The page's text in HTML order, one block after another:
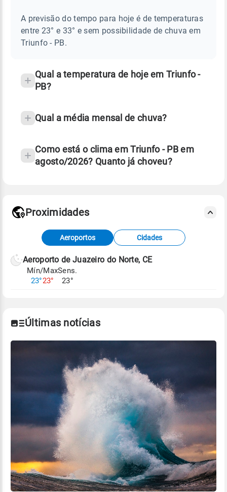
TRIUNFO
sobre
chuva
A previsão do tempo para hoje é de temperaturas
entre 23° e 33° e sem possibilidade de chuva em
Triunfo - PB.
Qual a temperatura de hoje em Triunfo -
PB?
Qual a média mensal de chuva?
Como está o clima em Triunfo - PB em
agosto/2026? Quanto já choveu?
Fonte: dados combinados de estações
meteorológicas e satélite do Centro de Previsão
de Tempo e Estudos Climáticos (CPTEC).
Para obter mais informações sobre os dados
Proximidades
Aeroportos Cidades
Aeroporto de Juazeiro do Norte, CE
Mín/Max
23°23°
Sens.
23°
Últimas notícias